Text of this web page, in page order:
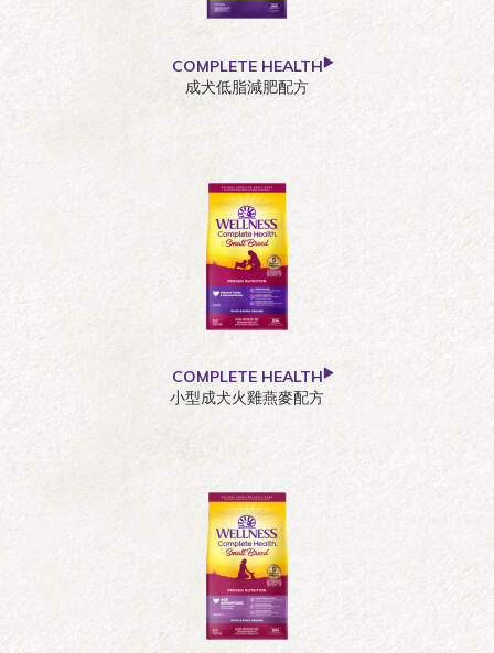
COMPLETE HEALTH
成犬低脂減肥配方
COMPLETE HEALTH
小型成犬火雞燕麥配方